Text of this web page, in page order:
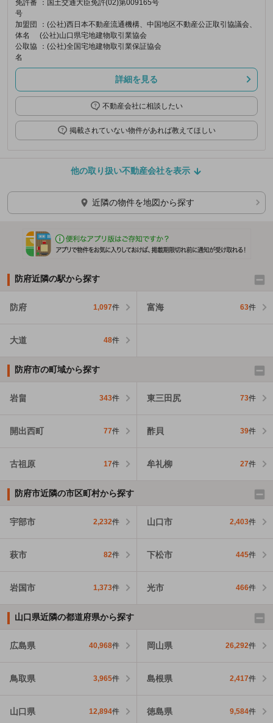
免許番
号
：国土交通大臣免許(02)第009165号
加盟団
体名
：(公社)西日本不動産流通機構、中国地区不動産公正取引協議会、
(公社)山口県宅地建物取引業協会
公取協
名
：(公社)全国宅地建物取引業保証協会
詳細を見る
不動産会社に相談したい
掲載されていない物件があれば教えてほしい
他の取り扱い不動産会社を表示
近隣の物件を地図から探す
防府近隣の駅から探す
防府 1,097件 富海 63件
大道 48件
防府市の町域から探す
岩畠 343件 東三田尻 73件
開出西町 77件 酢貝 39件
古祖原 17件 牟礼柳 27件
防府市近隣の市区町村から探す
宇部市 2,232件 山口市 2,403件
萩市 82件 下松市 445件
岩国市 1,373件 光市 466件
山口県近隣の都道府県から探す
広島県 40,968件 岡山県 26,292件
鳥取県 3,965件 島根県 2,417件
山口県 12,894件 徳島県 9,584件